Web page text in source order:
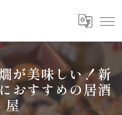
が美味しい！新
おすすめの居酒
屋